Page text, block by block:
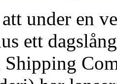
under en
ett